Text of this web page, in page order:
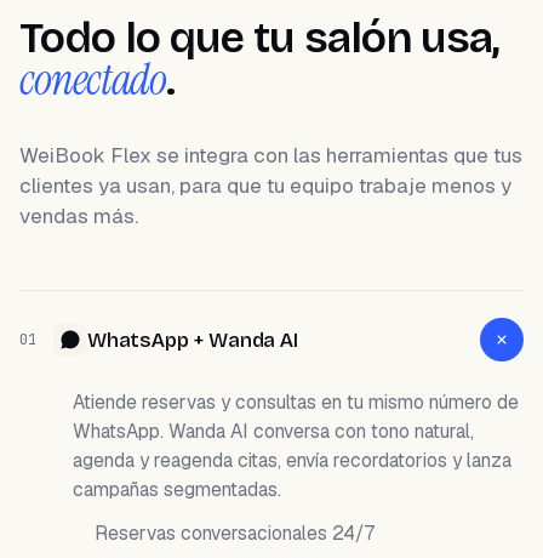
Todo lo que tu salón usa,
conectado.
WeiBook Flex se integra con las herramientas que tus
clientes ya usan, para que tu equipo trabaje menos y
vendas más.
01 WhatsApp + Wanda AI
Atiende reservas y consultas en tu mismo número de
WhatsApp. Wanda AI conversa con tono natural,
agenda y reagenda citas, envía recordatorios y lanza
campañas segmentadas.
Reservas conversacionales 24/7